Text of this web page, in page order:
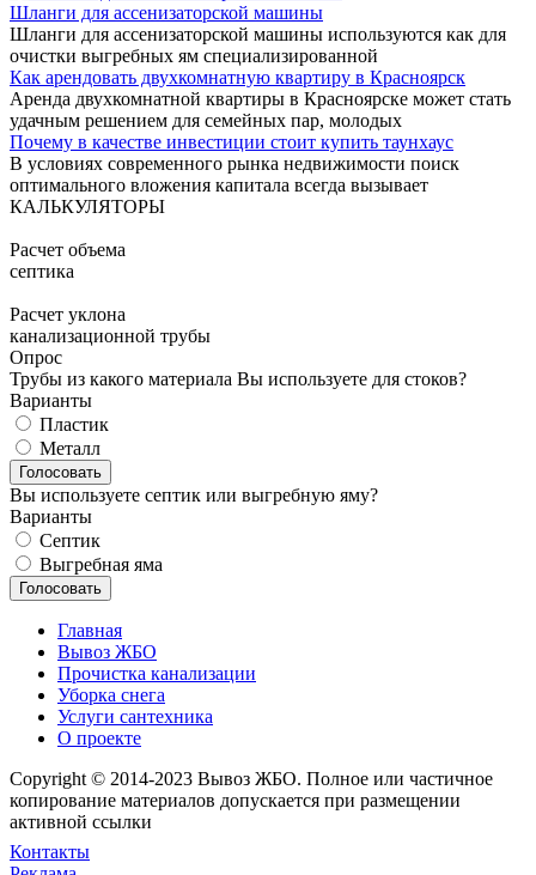
Шланги для ассенизаторской машины
Шланги для ассенизаторской машины используются как для
очистки выгребных ям специализированной
Как арендовать двухкомнатную квартиру в Красноярск
Аренда двухкомнатной квартиры в Красноярске может стать
удачным решением для семейных пар, молодых
Почему в качестве инвестиции стоит купить таунхаус
В условиях современного рынка недвижимости поиск
оптимального вложения капитала всегда вызывает
КАЛЬКУЛЯТОРЫ
Расчет объема
септика
Расчет уклона
канализационной трубы
Опрос
Трубы из какого материала Вы используете для стоков?
Варианты
Пластик
Металл
Вы используете септик или выгребную яму?
Варианты
Септик
Выгребная яма
Главная
Вывоз ЖБО
Прочистка канализации
Уборка снега
Услуги сантехника
О проекте
Copyright © 2014-2023 Вывоз ЖБО. Полное или частичное
копирование материалов допускается при размещении
активной ссылки
Контакты